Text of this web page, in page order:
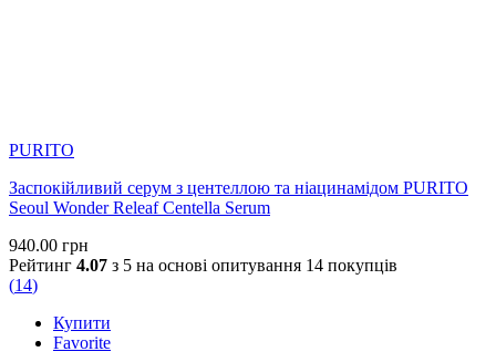
PURITO
Заспокійливий серум з центеллою та ніацинамідом PURITO
Seoul Wonder Releaf Centella Serum
940.00 грн
Рейтинг 4.07 з 5 на основі опитування 14 покупців
(14)
Купити
Favorite